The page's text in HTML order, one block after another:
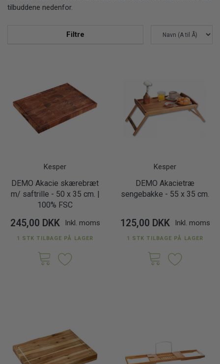
tilbuddene nedenfor.
Filtre
Kesper
DEMO Akacie skærebræt
m/ saftrille - 50 x 35 cm. |
100% FSC
245,00 DKK Inkl. moms
1 STK TILBAGE PÅ LAGER
Kesper
DEMO Akacietræ
sengebakke - 55 x 35 cm.
125,00 DKK Inkl. moms
1 STK TILBAGE PÅ LAGER